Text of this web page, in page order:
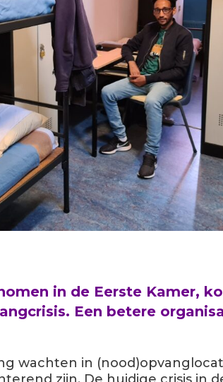
in de Eerste Kamer,
Een betere
wachten in